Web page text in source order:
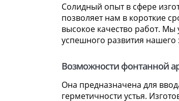
Солидный опыт в сфере
позволяет нам в короткие
высокое качество работ. Мы
успешного развития нашего
Возможности фонтанной
Она предназначена для
герметичности устья.